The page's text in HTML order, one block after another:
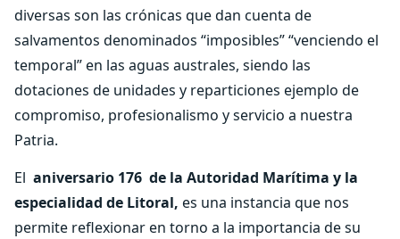
diversas son las crónicas que dan cuenta de
salvamentos denominados “imposibles” “venciendo el
temporal” en las aguas australes, siendo las
dotaciones de unidades y reparticiones ejemplo de
compromiso, profesionalismo y servicio a nuestra
Patria.
El aniversario 176 de la Autoridad Marítima y la
especialidad de Litoral, es una instancia que nos
permite reflexionar en torno a la importancia de su